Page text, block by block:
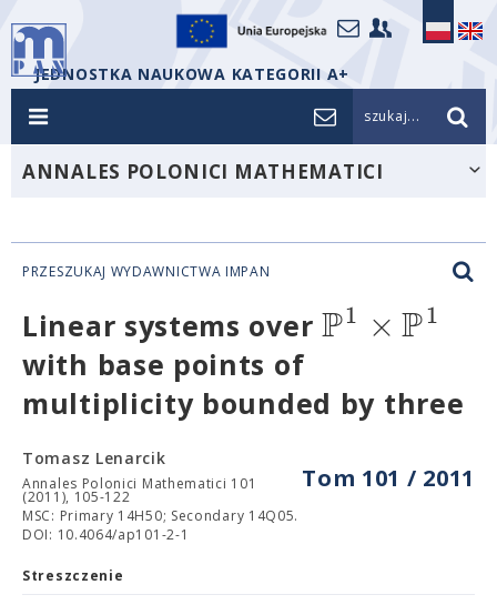
JEDNOSTKA NAUKOWA KATEGORII A+
szukaj...
ANNALES POLONICI MATHEMATICI
PRZESZUKAJ WYDAWNICTWA IMPAN
Linear systems over P1 × P1
with base points of
multiplicity bounded by three
Tom 101 / 2011
Tomasz Lenarcik
Annales Polonici Mathematici 101
(2011), 105-122
MSC: Primary 14H50; Secondary 14Q05.
DOI: 10.4064/ap101-2-1
Streszczenie